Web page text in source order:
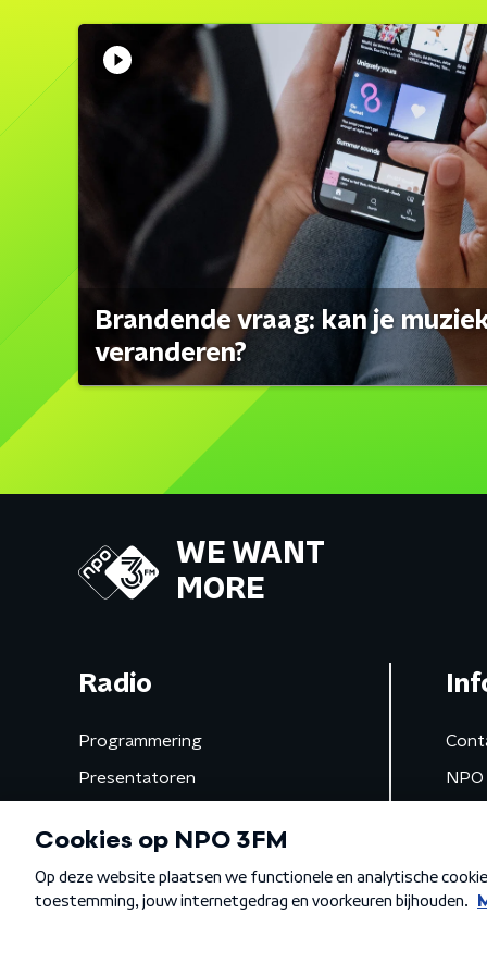
Brandende vraag: kan je
veranderen?
WE WANT
MORE
Radio
Programmering
Presentatoren
Gemist
Algemene voorwaarden Privacybeleid